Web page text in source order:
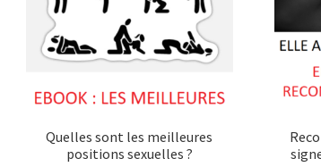
Quelles sont les meilleures
positions sexuelles ?